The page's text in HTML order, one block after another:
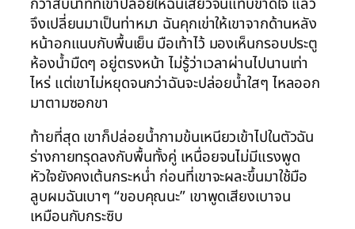
จึงเปลี่ยนมาเป็นท่าหมา ฉันคุกเข่าให้เขาจากด้านหลัง
หน้าอกแนบกับพื้นเย็น มือเท้าไว้ มองเห็นกรอบประตู
ห้องน้ำมืดๆ อยู่ตรงหน้า ไม่รู้ว่าเวลาผ่านไปนานเท่า
ไหร่ แต่เขาไม่หยุดจนกว่าฉันจะปล่อยน้ำใสๆ ไหลออก
มาตามซอกขา
ท้ายที่สุด เขาก็ปล่อยน้ำกามข้นเหนียวเข้าไปในตัวฉัน
ร่างกายทรุดลงกับพื้นทั้งคู่ เหนื่อยจนไม่มีแรงพูด
หัวใจยังคงเต้นกระหน่ำ ก่อนที่เขาจะผละขึ้นมาใช้มือ
ลูบผมฉันเบาๆ “ขอบคุณนะ” เขาพูดเสียงเบาจน
เหมือนกับกระซิบ